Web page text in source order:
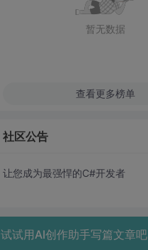
暂无数据
查看更多榜单
社区公告
让您成为最强悍的C#开发者
试试用AI创作助手写篇文章吧